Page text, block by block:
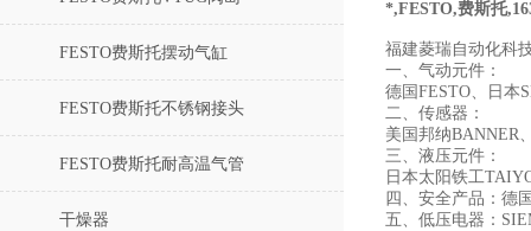
FESTO费斯托摆动气缸
FESTO费斯托不锈钢接头
FESTO费斯托耐高温气管
干燥器
*,FESTO,费斯托
福建菱瑞自动化科
一、气动元件：
德国FESTO、日本
二、传感器：
美国邦纳BANNER
三、液压元件：
日本太阳铁工
四、安全产品：德
五、低压电器：